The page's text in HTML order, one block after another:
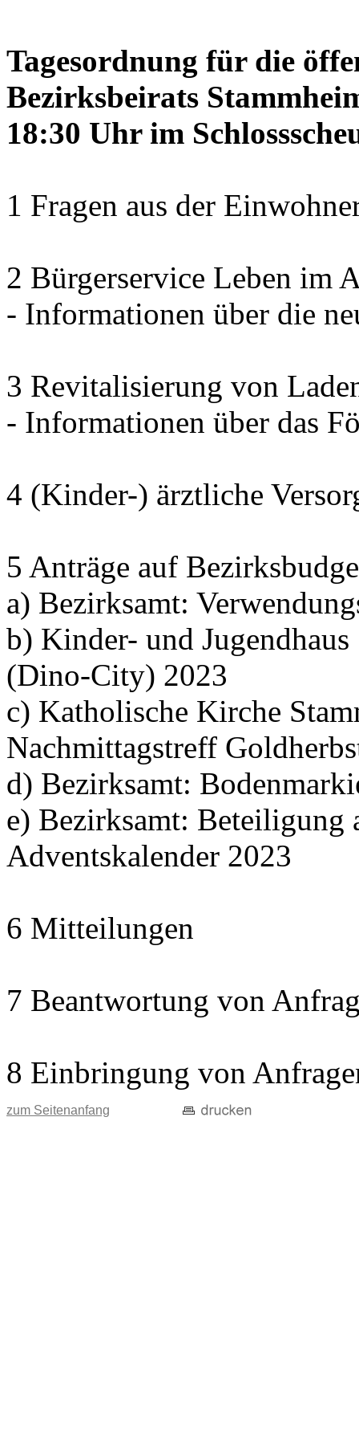
Tagesordnung für die
Bezirksbeirats
18:30 Uhr im
1 Fragen aus der
2 Bürgerservice Leben im
- Informationen über die
3 Revitalisierung von
- Informationen über das
4 (Kinder-) ärztliche
5 Anträge auf
a) Bezirksamt:
b) Kinder- und
(Dino-City) 2023
c) Katholische Kirche
Nachmittagstreff
d) Bezirksamt:
e) Bezirksamt: Beteiligung
Adventskalender 2023
6 Mitteilungen
7 Beantwortung von
8 Einbringung von
zum Seitenanfang